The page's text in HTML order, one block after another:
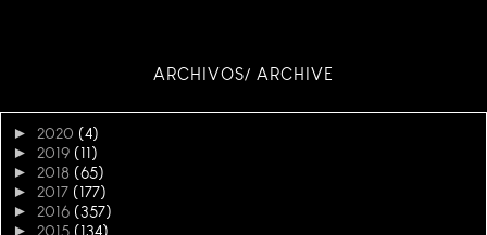
ARCHIVOS/ ARCHIVE
► 2020 (4)
► 2019 (11)
► 2018 (65)
► 2017 (177)
► 2016 (357)
► 2015 (134)